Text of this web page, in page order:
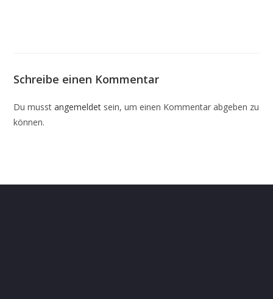
Schreibe einen Kommentar
Du musstangemeldet sein, um einen Kommentar abgeben zu
können.